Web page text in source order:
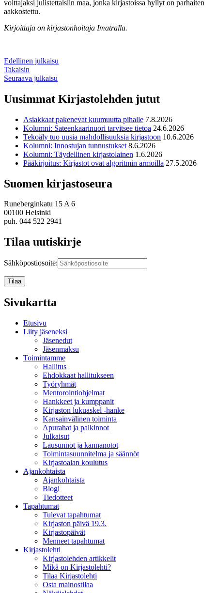
voittajaksi julistettaisiin maa, jonka kirjastoissa hyllyt on parhaiten
aakkostettu.
Kirjoittaja on kirjastonhoitaja Imatralla.
Edellinen julkaisu
Takaisin
Seuraava julkaisu
Uusimmat Kirjastolehden jutut
Asiakkaat pakenevat kuumuutta pihalle 7.8.2026
Kolumni: Sateenkaarinuori tarvitsee tietoa 24.6.2026
Tekoäly tuo uusia mahdollisuuksia kirjastoon 10.6.2026
Kolumni: Innostujan tunnustukset 8.6.2026
Kolumni: Täydellinen kirjastolainen 1.6.2026
Pääkirjoitus: Kirjastot ovat algoritmin armoilla 27.5.2026
Suomen kirjastoseura
Runeberginkatu 15 A 6
00100 Helsinki
puh. 044 522 2941
Tilaa uutiskirje
Sähköpostiosoite:
Sivukartta
Etusivu
Liity jäseneksi
Jäsenedut
Jäsenmaksu
Toimintamme
Hallitus
Ehdokkaat hallitukseen
Työryhmät
Mentorointi­ohjelmat
Hankkeet ja kumppanit
Kirjaston lukuaskel -hanke
Kansainvälinen toiminta
Apurahat ja palkinnot
Julkaisut
Lausunnot ja kannanotot
Toimintasuunnitelma ja säännöt
Kirjastoalan koulutus
Ajankohtaista
Ajankohtaista
Blogi
Tiedotteet
Tapahtumat
Tulevat tapahtumat
Kirjaston päivä 19.3.
Kirjastopäivät
Menneet tapahtumat
Kirjastolehti
Kirjastolehden artikkelit
Mikä on Kirjastolehti?
Tilaa Kirjastolehti
Osta mainostilaa